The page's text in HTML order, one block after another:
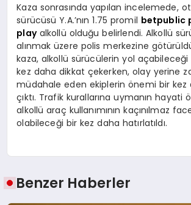
Kaza sonrasında yapılan incelemede,
sürücüsü Y.A.’nın 1.75 promil betpublic
playalkollü olduğu belirlendi. Alkollü
alınmak üzere polis merkezine
kaza, alkollü sürücülerin yol
kez daha dikkat çekerken, olay yerine
müdahale eden ekiplerin önemi bir
çıktı. Trafik kurallarına uymanın hayati
alkollü araç kullanımının kaçınılmaz
olabileceği bir kez daha hatırlatıldı.
Benzer Haberler